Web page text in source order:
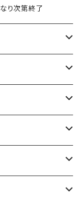
なり次第終了